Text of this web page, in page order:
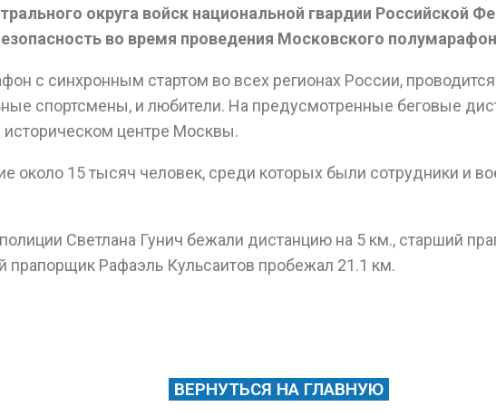
округа войск национальной гвардии Российской
во время проведения Московского
с синхронным стартом во всех регионах России,
спортсмены, и любители. На предусмотренные беговые
центре Москвы.
около 15 тысяч человек, среди которых были сотрудники и
Светлана Гунич бежали дистанцию на 5 км., старший
прапорщик Рафаэль Кульсаитов пробежал 21.1 км.
ВЕРНУТЬСЯ НА ГЛАВНУЮ